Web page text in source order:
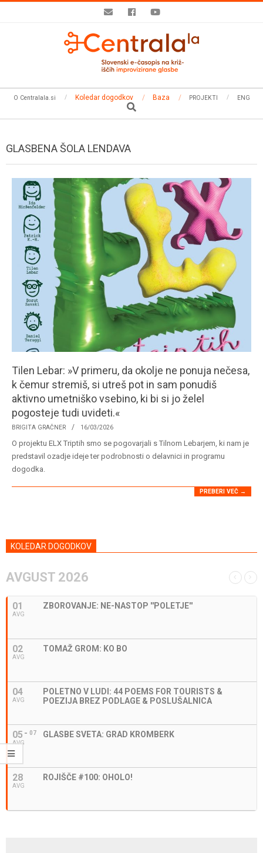
Secondary
O Centralala.si Koledar dogodkov Baza PROJEKTI
ENG
Search
GLASBENA ŠOLA LENDAVA
Tilen Lebar: »V primeru, da okolje ne ponuja nečesa,
k čemur stremiš, si utreš pot in sam ponudiš
aktivno umetniško vsebino, ki bi si jo želel
pogosteje tudi uvideti.«
2026-
03-
BRIGITA GRAČNER 16/03/2026
O projektu ELX Triptih smo se pogovarjali s Tilnom Lebarjem, ki nam je
predstavil ozadje ideje ter podrobnosti o delavnici in programu
dogodka.
PREBERI VEČ →
KOLEDAR DOGODKOV
AVGUST 2026
01
AVG
ZBOROVANJE: NE-NASTOP ''POLETJE''
02
AVG
TOMAŽ GROM: KO BO
04
AVG
POLETNO V LUDI: 44 POEMS FOR TOURISTS &
POEZIJA BREZ PODLAGE & POSLUŠALNICA
05
AVG
07 GLASBE SVETA: GRAD KROMBERK
28
AVG
ROJIŠČE #100: OHOLO!